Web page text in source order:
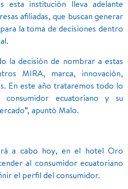
esta institución lleva adelante
afiliadas, que buscan generar
la toma de decisiones dentro
la decisión de nombrar a estas
MIRA, marca, innovación,
En este año trataremos todo lo
ecuatoriano y su
apuntó Malo.
a cabo hoy, en el hotel Oro
al consumidor ecuatoriano
el perfil del consumidor.